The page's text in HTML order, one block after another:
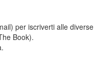
per iscriverti alle diverse
Book).